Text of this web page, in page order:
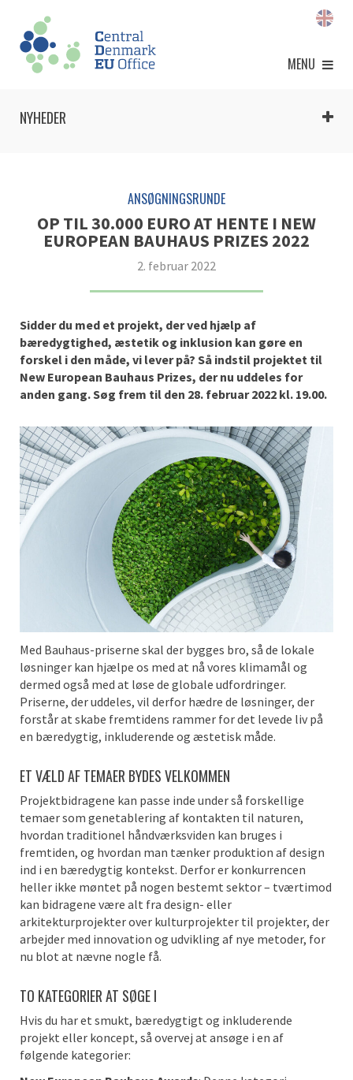
MENU
NYHEDER
ANSØGNINGSRUNDE
OP TIL 30.000 EURO AT HENTE I NEW
EUROPEAN BAUHAUS PRIZES 2022
2. februar 2022
Sidder du med et projekt, der ved hjælp af
bæredygtighed, æstetik og inklusion kan gøre en
forskel i den måde, vi lever på? Så indstil projektet til
New European Bauhaus Prizes, der nu uddeles for
anden gang. Søg frem til den 28. februar 2022 kl. 19.00.
Med Bauhaus-priserne skal der bygges bro, så de lokale
løsninger kan hjælpe os med at nå vores klimamål og
dermed også med at løse de globale udfordringer.
Priserne, der uddeles, vil derfor hædre de løsninger, der
forstår at skabe fremtidens rammer for det levede liv på
en bæredygtig, inkluderende og æstetisk måde.
ET VÆLD AF TEMAER BYDES VELKOMMEN
Projektbidragene kan passe inde under så forskellige
temaer som genetablering af kontakten til naturen,
hvordan traditionel håndværksviden kan bruges i
fremtiden, og hvordan man tænker produktion af design
ind i en bæredygtig kontekst. Derfor er konkurrencen
heller ikke møntet på nogen bestemt sektor – tværtimod
kan bidragene være alt fra design- eller
arkitekturprojekter over kulturprojekter til projekter, der
arbejder med innovation og udvikling af nye metoder, for
nu blot at nævne nogle få.
TO KATEGORIER AT SØGE I
Hvis du har et smukt, bæredygtigt og inkluderende
projekt eller koncept, så overvej at ansøge i en af
følgende kategorier: